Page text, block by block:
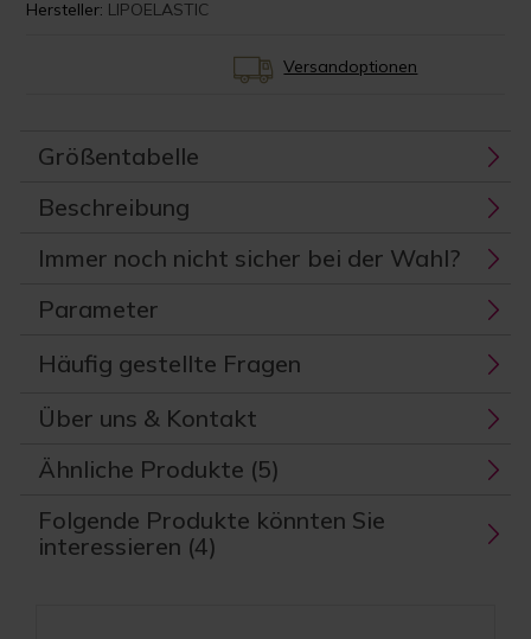
Hersteller: LIPOELASTIC
Versandoptionen
Größentabelle
Beschreibung
Immer noch nicht sicher bei der Wahl?
Parameter
Häufig gestellte Fragen
Über uns & Kontakt
Ähnliche Produkte (5)
Folgende Produkte könnten Sie
interessieren (4)